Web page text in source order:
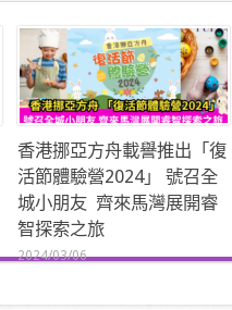
香港挪亞方舟載譽推出「復
活節體驗營2024」 號召全
城小朋友 齊來馬灣展開睿
智探索之旅
2024/03/06